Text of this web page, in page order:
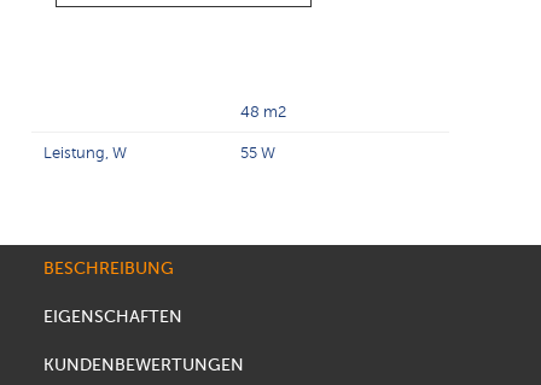
48 m2
Leistung, W 55 W
BESCHREIBUNG
EIGENSCHAFTEN
KUNDENBEWERTUNGEN